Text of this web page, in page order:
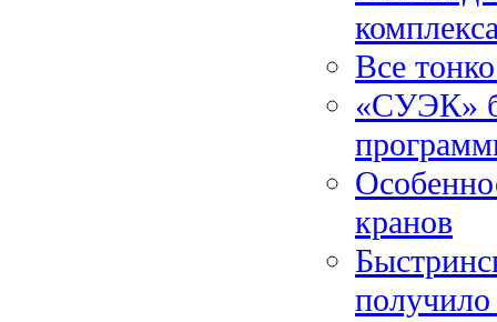
Все
«СУЭК»
кранов